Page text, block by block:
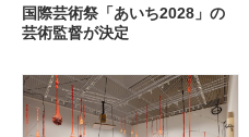
国際芸術祭「あいち2028」の
芸術監督が決定